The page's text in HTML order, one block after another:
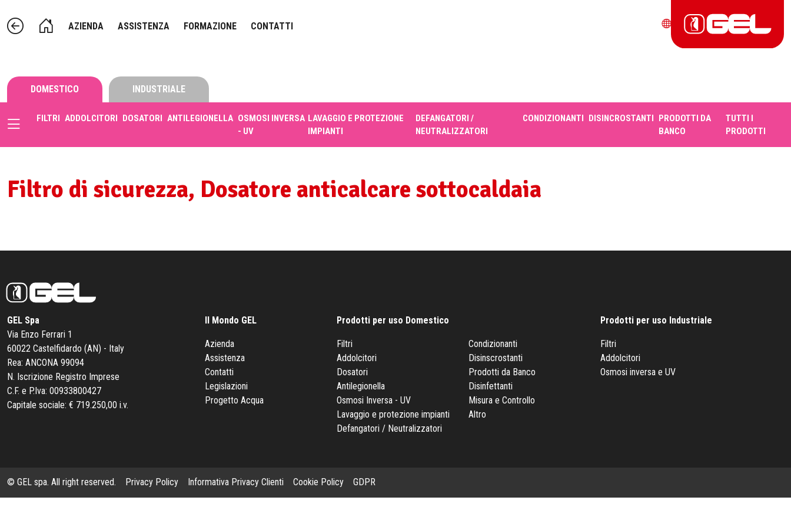
AZIENDA ASSISTENZA FORMAZIONE CONTATTI
DOMESTICO INDUSTRIALE
FILTRI ADDOLCITORI DOSATORI ANTILEGIONELLA OSMOSI INVERSA
- UV
LAVAGGIO E PROTEZIONE
IMPIANTI
DEFANGATORI /
NEUTRALIZZATORI
CONDIZIONANTI DISINCROSTANTI PRODOTTI DA
BANCO
TUTTI I
PRODOTTI
Filtro di sicurezza, Dosatore anticalcare sottocaldaia
GEL Spa
Via Enzo Ferrari 1
60022 Castelfidardo (AN) - Italy
Rea: ANCONA 99094
N. Iscrizione Registro Imprese
C.F. e P.Iva: 00933800427
Capitale sociale: € 719.250,00 i.v.
Il Mondo GEL
Azienda
Assistenza
Contatti
Legislazioni
Progetto Acqua
Prodotti per uso Domestico
Filtri
Addolcitori
Dosatori
Antilegionella
Osmosi Inversa - UV
Lavaggio e protezione impianti
Defangatori / Neutralizzatori
Condizionanti
Disinscrostanti
Prodotti da Banco
Disinfettanti
Misura e Controllo
Altro
Prodotti per uso Industriale
Filtri
Addolcitori
Osmosi inversa e UV
© GEL spa. All right reserved. Privacy Policy Informativa Privacy Clienti Cookie Policy GDPR